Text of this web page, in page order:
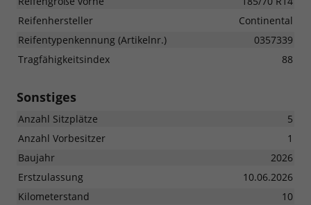
Reifenhersteller
Continental
Reifentypenkennung (Artikelnr.)
0357339
Tragfähigkeitsindex
88
Sonstiges
Anzahl Sitzplätze
5
Anzahl Vorbesitzer
1
Baujahr
2026
Erstzulassung
10.06.2026
Kilometerstand
10